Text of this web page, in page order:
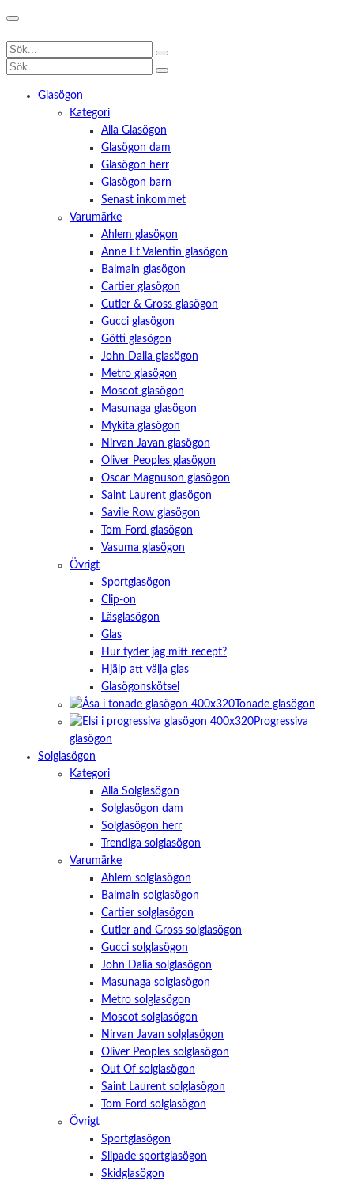
Glasögon
Kategori
Alla Glasögon
Glasögon dam
Glasögon herr
Glasögon barn
Senast inkommet
Varumärke
Ahlem glasögon
Anne Et Valentin glasögon
Balmain glasögon
Cartier glasögon
Cutler & Gross glasögon
Gucci glasögon
Götti glasögon
John Dalia glasögon
Metro glasögon
Moscot glasögon
Masunaga glasögon
Mykita glasögon
Nirvan Javan glasögon
Oliver Peoples glasögon
Oscar Magnuson glasögon
Saint Laurent glasögon
Savile Row glasögon
Tom Ford glasögon
Vasuma glasögon
Övrigt
Sportglasögon
Clip-on
Läsglasögon
Glas
Hur tyder jag mitt recept?
Hjälp att välja glas
Glasögonskötsel
Tonade glasögon
Progressiva
glasögon
Solglasögon
Kategori
Alla Solglasögon
Solglasögon dam
Solglasögon herr
Trendiga solglasögon
Varumärke
Ahlem solglasögon
Balmain solglasögon
Cartier solglasögon
Cutler and Gross solglasögon
Gucci solglasögon
John Dalia solglasögon
Masunaga solglasögon
Metro solglasögon
Moscot solglasögon
Nirvan Javan solglasögon
Oliver Peoples solglasögon
Out Of solglasögon
Saint Laurent solglasögon
Tom Ford solglasögon
Övrigt
Sportglasögon
Slipade sportglasögon
Skidglasögon